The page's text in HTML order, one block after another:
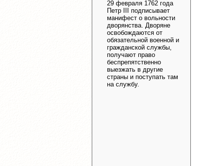
29 февраля 1762 года
Петр III подписывает
манифест о вольности
дворянства. Дворяне
освобождаются от
обязательной военной и
гражданской службы,
получают право
беспрепятственно
выезжать в другие
страны и поступать там
на службу.